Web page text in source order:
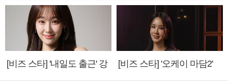
[비즈 스타] '내일도 출근' 강
[비즈 스타] '오케이 마담2'